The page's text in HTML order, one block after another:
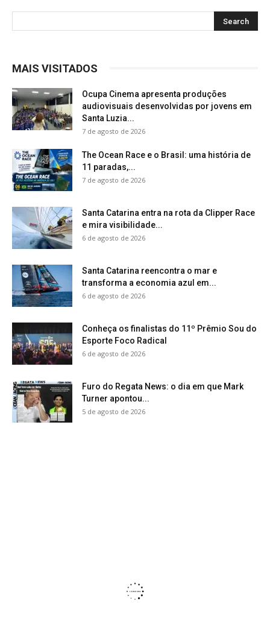
MAIS VISITADOS
Ocupa Cinema apresenta produções
audiovisuais desenvolvidas por jovens em
Santa Luzia...
7 de agosto de 2026
The Ocean Race e o Brasil: uma história de
11 paradas,...
7 de agosto de 2026
Santa Catarina entra na rota da Clipper Race
e mira visibilidade...
6 de agosto de 2026
Santa Catarina reencontra o mar e
transforma a economia azul em...
6 de agosto de 2026
Conheça os finalistas do 11º Prêmio Sou do
Esporte Foco Radical
6 de agosto de 2026
Furo do Regata News: o dia em que Mark
Turner apontou...
5 de agosto de 2026